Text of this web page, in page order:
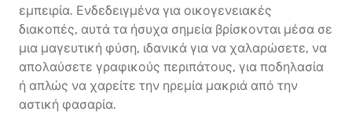
εμπειρία. Ενδεδειγμένα για οικογενειακές
διακοπές, αυτά τα ήσυχα σημεία βρίσκονται μέσα σε
μια μαγευτική φύση, ιδανικά για να χαλαρώσετε, να
απολαύσετε γραφικούς περιπάτους, για ποδηλασία
ή απλώς να χαρείτε την ηρεμία μακριά από την
αστική φασαρία.